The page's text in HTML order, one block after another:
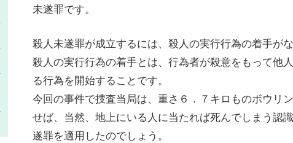
未遂罪です。
殺人未遂罪が成立するには、殺人の実行行為の着手がな
殺人の実行行為の着手とは、行為者が殺意をもって他
る行為を開始することです。
今回の事件で捜査当局は、重さ６．７キロものボウリ
せば、当然、地上にいる人に当たれば死んでしまう認
遂罪を適用したのでしょう。